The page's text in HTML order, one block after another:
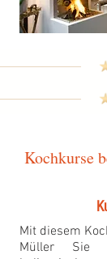
Kochkurse
Mit diesem
Müller Sie